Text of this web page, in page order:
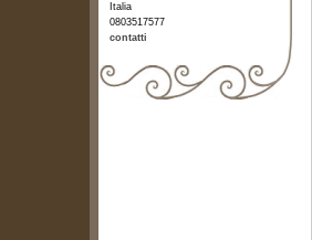
Italia
0803517577
contatti